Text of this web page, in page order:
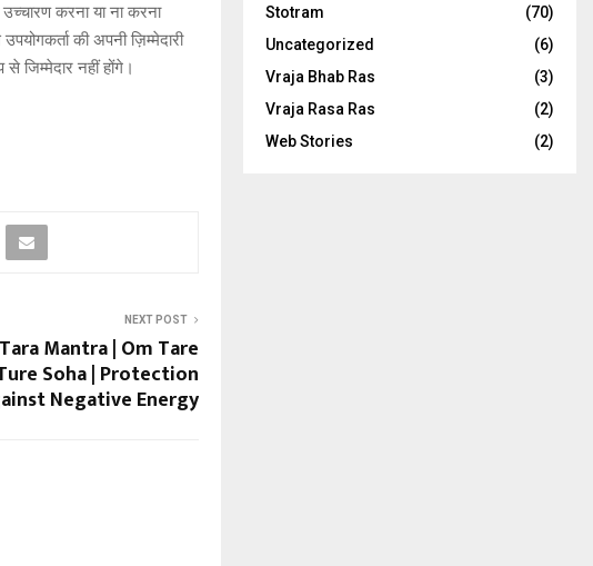
करना या ना करना
की अपनी ज़िम्मेदारी
जिम्मेदार नहीं होंगे।
NEXT POST
Mantra | Om Tare
Soha | Protection
Negative Energy
Stotram
(70)
Uncategorized
(6)
Vraja Bhab Ras
(3)
Vraja Rasa Ras
(2)
Web Stories
(2)